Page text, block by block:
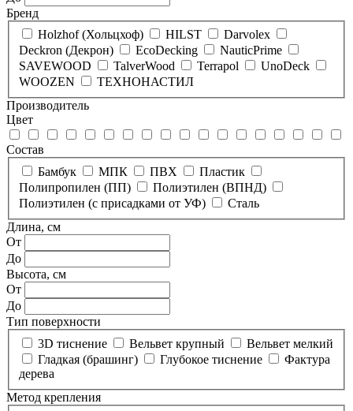
Бренд
Holzhof (Хольцхоф)
HILST
Darvolex
Deckron (Декрон)
EcoDecking
NauticPrime
SAVEWOOD
TalverWood Terrapol
UnoDeck
WOOZEN
ТЕХНОНАСТИЛ
Производитель
Цвет
Состав
Бамбук
МПК ПВХ
Пластик
Полипропилен (ПП)
Полиэтилен (ВПНД)
Полиэтилен (с присадками от УФ)
Сталь
Длина, см
От
До
Высота, см
От
До
Тип поверхности
3D тиснение
Вельвет крупный
Вельвет мелкий
Гладкая (брашинг)
Глубокое тиснение
Фактура
дерева
Метод крепления